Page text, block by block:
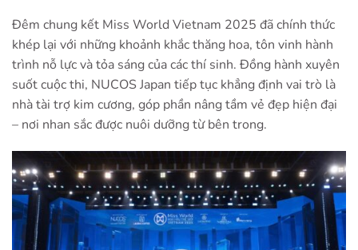
Đêm chung kết Miss World Vietnam 2025 đã chính thức
khép lại với những khoảnh khắc thăng hoa, tôn vinh hành
trình nỗ lực và tỏa sáng của các thí sinh. Đồng hành xuyên
suốt cuộc thi, NUCOS Japan tiếp tục khẳng định vai trò là
nhà tài trợ kim cương, góp phần nâng tầm vẻ đẹp hiện đại
– nơi nhan sắc được nuôi dưỡng từ bên trong.